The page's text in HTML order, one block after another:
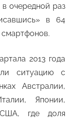
очередной раз
в 64
2013 года
ситуацию с
Австралии,
Японии,
где доля